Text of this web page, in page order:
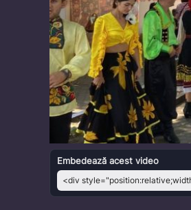
Embedează acest video